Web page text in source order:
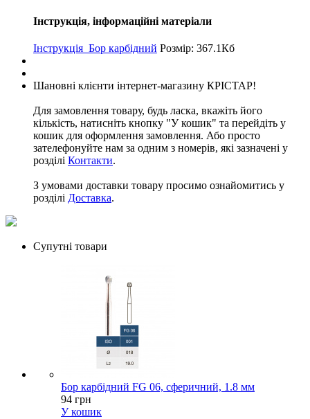
Інструкція, інформаційні матеріали
Інструкція_Бор карбідний Розмір: 367.1Кб
Шановні клієнти інтернет-магазину КРІСТАР!
Для замовлення товару, будь ласка, вкажіть його
кількість, натисніть кнопку "У кошик" та перейдіть у
кошик для оформлення замовлення. Або просто
зателефонуйте нам за одним з номерів, які зазначені у
розділі Контакти.
З умовами доставки товару просимо ознайомитись у
розділі Доставка.
Супутні товари
Бор карбідний FG 06, сферичний, 1.8 мм
94 грн
У кошик